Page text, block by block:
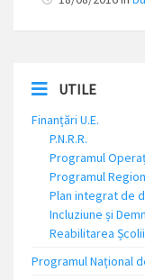
UTILE
Finanțări U.E.
P.N.R.R.
Programul
Programul
Plan integrat de
Incluziune și
Reabilitarea
Programul Național